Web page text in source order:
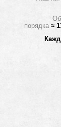
порядка≈